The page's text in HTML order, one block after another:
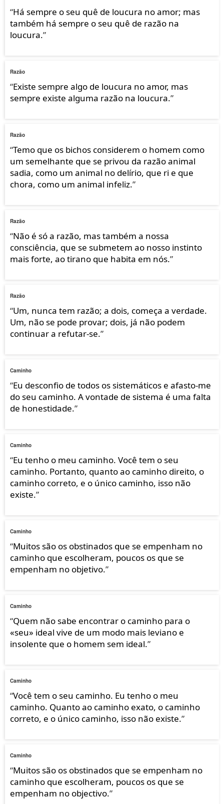
“Há sempre o seu quê de loucura no amor; mas
também há sempre o seu quê de razão na
loucura.”
Razão
“Existe sempre algo de loucura no amor, mas
sempre existe alguma razão na loucura.”
Razão
“Temo que os bichos considerem o homem como
um semelhante que se privou da razão animal
sadia, como um animal no delírio, que ri e que
chora, como um animal infeliz.”
Razão
“Não é só a razão, mas também a nossa
consciência, que se submetem ao nosso instinto
mais forte, ao tirano que habita em nós.”
Razão
“Um, nunca tem razão; a dois, começa a verdade.
Um, não se pode provar; dois, já não podem
continuar a refutar-se.”
Caminho
“Eu desconfio de todos os sistemáticos e afasto-me
do seu caminho. A vontade de sistema é uma falta
de honestidade.”
Caminho
“Eu tenho o meu caminho. Você tem o seu
caminho. Portanto, quanto ao caminho direito, o
caminho correto, e o único caminho, isso não
existe.”
Caminho
“Muitos são os obstinados que se empenham no
caminho que escolheram, poucos os que se
empenham no objetivo.”
Caminho
“Quem não sabe encontrar o caminho para o
«seu» ideal vive de um modo mais leviano e
insolente que o homem sem ideal.”
Caminho
“Você tem o seu caminho. Eu tenho o meu
caminho. Quanto ao caminho exato, o caminho
correto, e o único caminho, isso não existe.”
Caminho
“Muitos são os obstinados que se empenham no
caminho que escolheram, poucos os que se
empenham no objectivo.”